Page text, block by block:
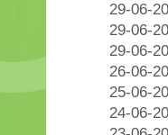
29-06-
29-06-
29-06-
26-06-
25-06-
24-06-